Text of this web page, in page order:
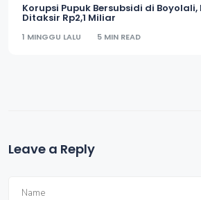
Korupsi Pupuk Bersubsidi di
Ditaksir Rp2,1 Miliar
1 MINGGU LALU 5 MIN READ
Leave a Reply